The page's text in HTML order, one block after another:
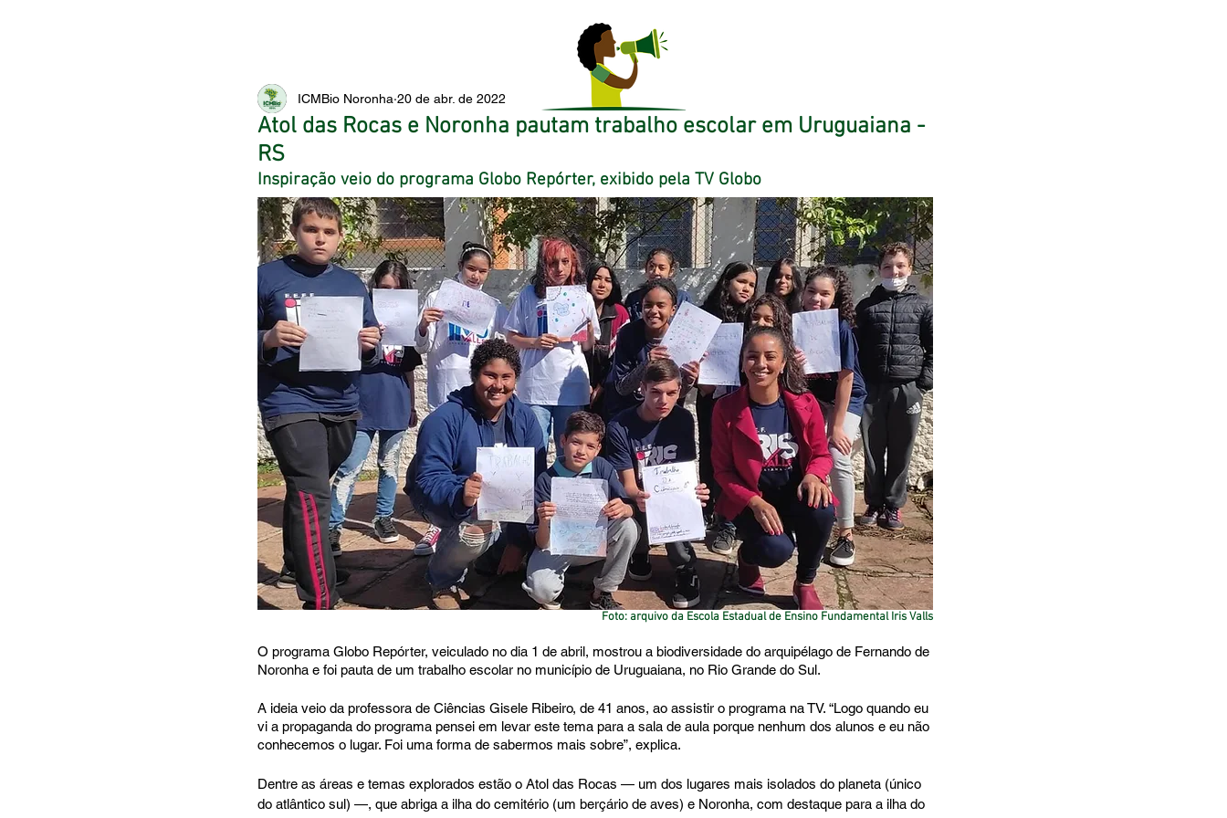
Atol das Rocas e Noronha pautam trabalho escolar em Uruguaiana -
RS
ICMBio Noronha 20 de abr. de 2022
Inspiração veio do programa Globo Repórter, exibido pela TV Globo
Foto: arquivo da Escola Estadual de Ensino Fundamental Iris Valls
O programa Globo Repórter, veiculado no dia 1 de abril, mostrou a biodiversidade do arquipélago de Fernando de
Noronha e foi pauta de um trabalho escolar no município de Uruguaiana, no Rio Grande do Sul.
A ideia veio da professora de Ciências Gisele Ribeiro, de 41 anos, ao assistir o programa na TV. “Logo quando eu
vi a propaganda do programa pensei em levar este tema para a sala de aula porque nenhum dos alunos e eu não
conhecemos o lugar. Foi uma forma de sabermos mais sobre”, explica.
Dentre as áreas e temas explorados estão o Atol das Rocas — um dos lugares mais isolados do planeta (único
do atlântico sul) —, que abriga a ilha do cemitério (um berçário de aves) e Noronha, com destaque para a ilha do